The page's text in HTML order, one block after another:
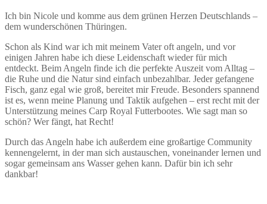
Ich bin Nicole und komme aus dem grünen Herzen Deutschlands –
dem wunderschönen Thüringen.
Schon als Kind war ich mit meinem Vater oft angeln, und vor
einigen Jahren habe ich diese Leidenschaft wieder für mich
entdeckt. Beim Angeln finde ich die perfekte Auszeit vom Alltag –
die Ruhe und die Natur sind einfach unbezahlbar. Jeder gefangene
Fisch, ganz egal wie groß, bereitet mir Freude. Besonders spannend
ist es, wenn meine Planung und Taktik aufgehen – erst recht mit der
Unterstützung meines Carp Royal Futterbootes. Wie sagt man so
schön? Wer fängt, hat Recht!
Durch das Angeln habe ich außerdem eine großartige Community
kennengelernt, in der man sich austauschen, voneinander lernen und
sogar gemeinsam ans Wasser gehen kann. Dafür bin ich sehr
dankbar!